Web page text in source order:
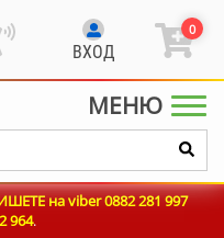
ВХОД
0
МЕНЮ
на viber 0882 281 997
964.